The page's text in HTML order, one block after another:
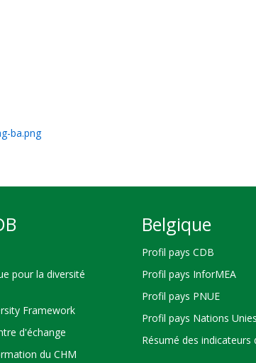
ba.png
pour la diversité
Framework
d'échange
du CHM
Belgique
Profil pays CDB
Profil pays InforMEA
Profil pays PNUE
Profil pays Nations Unies
Résumé des indicateurs